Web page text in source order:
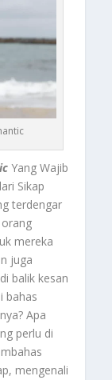
Yang Wajib
Sikap
terdengar
mereka
juga
balik kesan
bahas
Apa
perlu di
mengenali